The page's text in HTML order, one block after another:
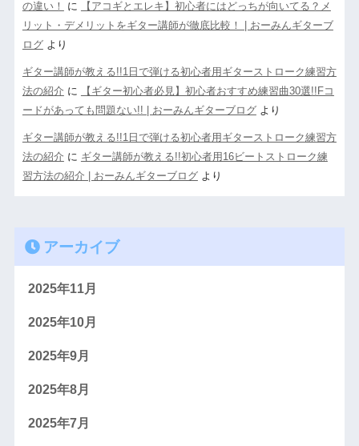
の違い！
に
【アコギとエレキ】初心者にはどっちが向いてる？メ
リット・デメリットをギター講師が徹底比較！ | おーみんギターブ
ログより
ギター講師が教える!!1日で弾ける初心者用ギターストローク練習方
法の紹介 に
【ギター初心者必見】初心者おすすめ練習曲30選!!Fコ
ードがあっても問題ない!! | おーみんギターブログより
ギター講師が教える!!1日で弾ける初心者用ギターストローク練習方
法の紹介 に ギター講師が教える!!初心者用16ビートストローク練
習方法の紹介 | おーみんギターブログより
アーカイブ
2025年11月
2025年10月
2025年9月
2025年8月
2025年7月